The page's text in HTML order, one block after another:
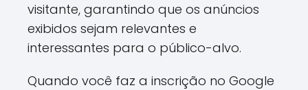
visitante, garantindo que os anúncios
exibidos sejam relevantes e
interessantes para o público-alvo.
Quando você faz a inscrição no Google